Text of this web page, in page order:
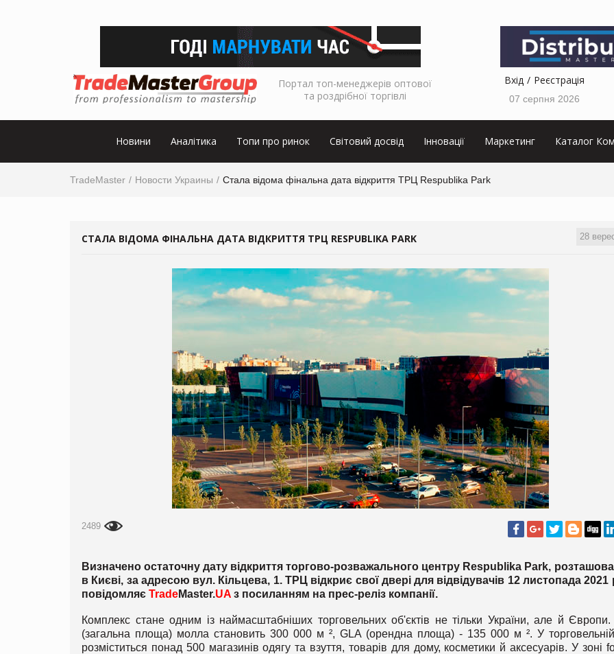
Портал топ-менеджерів оптової
та роздрібної торгівлі
Вхід Реєстрація
07 серпня 2026
Новини Аналітика Топи про ринок Світовий досвід Інновації Маркетинг Каталог
TradeMaster Новости Украины Стала відома фінальна дата відкриття ТРЦ Respublika Park
28
СТАЛА ВІДОМА ФІНАЛЬНА ДАТА ВІДКРИТТЯ ТРЦ RESPUBLIKA PARK
2489
Визначено остаточну дату відкриття торгово-розважального центру Respublika Park,
в Києві, за адресою вул. Кільцева, 1. ТРЦ відкриє свої двері для відвідувачів 12 листопада 2021
повідомляє TradeMaster.UA з посиланням на прес-реліз компанії.
Комплекс стане одним із наймасштабніших торговельних об'єктів не тільки України, але й
(загальна площа) молла становить 300 000 м ², GLA (орендна площа) - 135 000 м ². У торговельній
розміститься понад 500 магазинів одягу та взуття, товарів для дому, косметики й аксесуарів. У зоні